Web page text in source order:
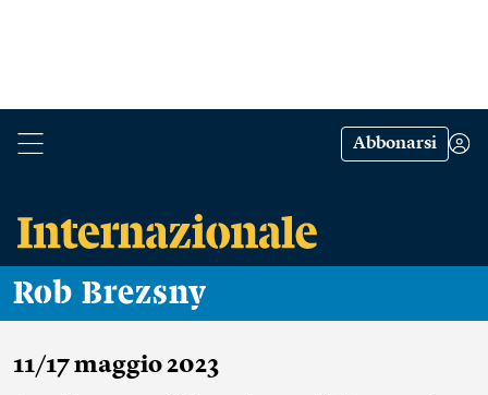
Abbonarsi
Rob Brezsny
11/17 maggio 2023